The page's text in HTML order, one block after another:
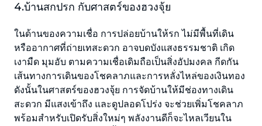
4.บ้านสกปรก กับศาสตร์ของฮวงจุ้ย
ในด้านของความเชื่อ การปล่อยบ้านให้รก ไม่มีพื้นที่เดิน
หรืออากาศที่ถ่ายเทสะดวก อาจบดบังแสงธรรมชาติ เกิด
เงามืด มุมอับ ตามความเชื่อเดิมถือเป็นสิ่งอัปมงคล กีดกัน
เส้นทางการเดินของโชคลาภและการหลั่งไหล่ของเงินทอง
ดังนั้นในศาสตร์ของฮวงจุ้ย การจัดบ้านให้มีช่องทางเดิน
สะดวก มีแสงเข้าถึง และดูปลอดโปร่ง จะช่วยเพิ่มโชคลาภ
พร้อมสำหรับเปิดรับสิ่งใหม่ๆ พลังงานดีก็จะไหลเวียนใน